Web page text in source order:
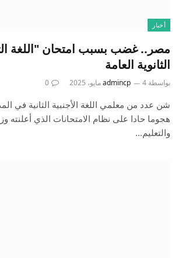
أخبار
مصر.. غضب بسبب امتحان "اللغة
الثانوية العامة
بواسطة admincp 4 مايو، 2025 0
شن عدد من معلمي اللغة الأجنبية الثانية في
هجوما حادا على نظام الامتحانات الذي أعلنته
والتعليم…